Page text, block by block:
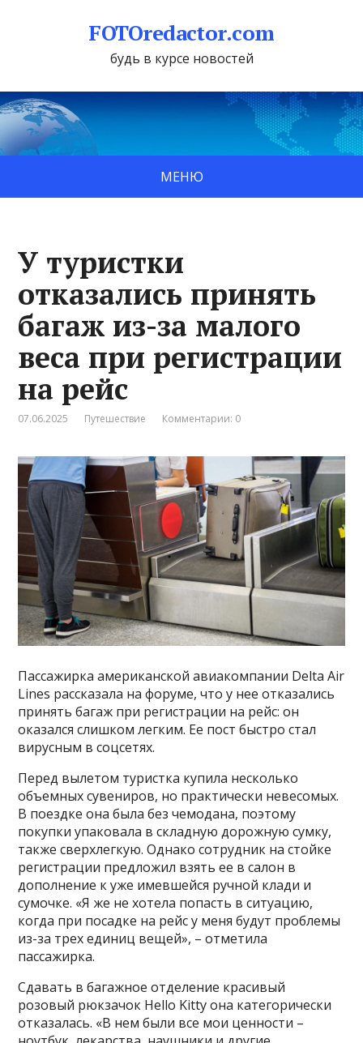
FOTOredactor.com
будь в курсе новостей
МЕНЮ
У туристки
отказались принять
багаж из-за малого
веса при регистрации
на рейс
07.06.2025 Путешествие Комментарии: 0
Пассажирка американской авиакомпании Delta Air
Lines рассказала на форуме, что у нее отказались
принять багаж при регистрации на рейс: он
оказался слишком легким. Ее пост быстро стал
вирусным в соцсетях.
Перед вылетом туристка купила несколько
объемных сувениров, но практически невесомых.
В поездке она была без чемодана, поэтому
покупки упаковала в складную дорожную сумку,
также сверхлегкую. Однако сотрудник на стойке
регистрации предложил взять ее в салон в
дополнение к уже имевшейся ручной клади и
сумочке. «Я же не хотела попасть в ситуацию,
когда при посадке на рейс у меня будут проблемы
из-за трех единиц вещей», – отметила
пассажирка.
Сдавать в багажное отделение красивый
розовый рюкзачок Hello Kitty она категорически
отказалась. «В нем были все мои ценности –